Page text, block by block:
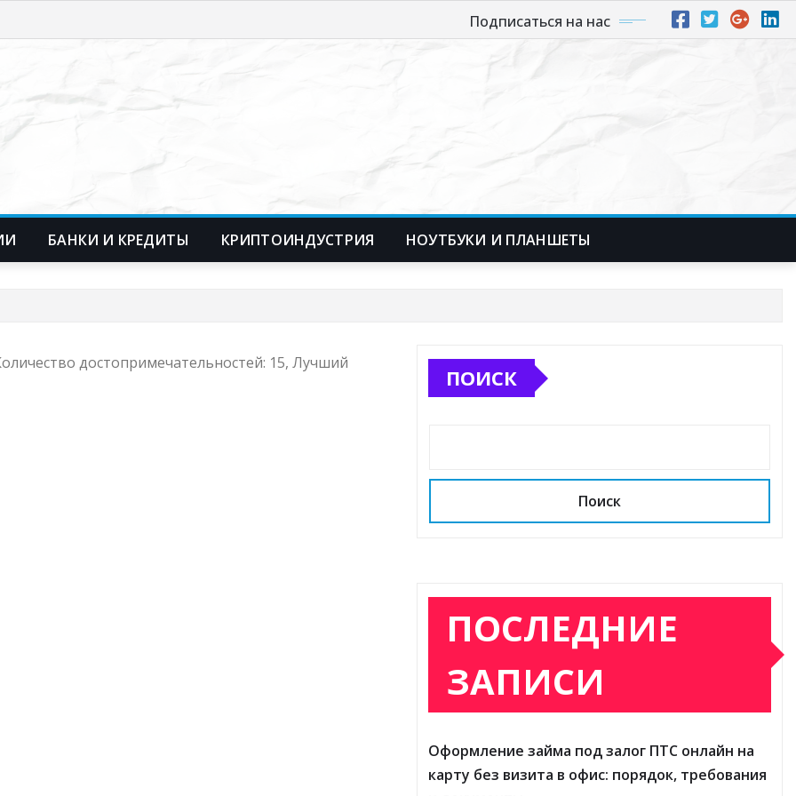
Подписаться на нас
БАНКИ И КРЕДИТЫ КРИПТОИНДУСТРИЯ НОУТБУКИ И ПЛАНШЕТЫ
достопримечательностей: 15, Лучший
ПОИСК
Поиск
ПОСЛЕДНИЕ
ЗАПИСИ
Оформление займа под залог ПТС онлайн на
карту без визита в офис: порядок, требования